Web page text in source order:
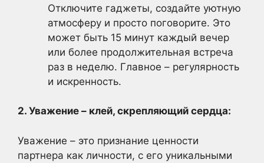
Отключите гаджеты, создайте уютную
атмосферу и просто поговорите. Это
может быть 15 минут каждый вечер
или более продолжительная встреча
раз в неделю. Главное – регулярность
и искренность.
2. Уважение – клей, скрепляющий сердца:
Уважение – это признание ценности
партнера как личности, с его уникальными